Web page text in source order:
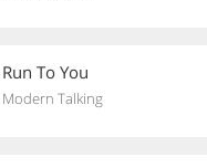
Run To You
Modern Talking